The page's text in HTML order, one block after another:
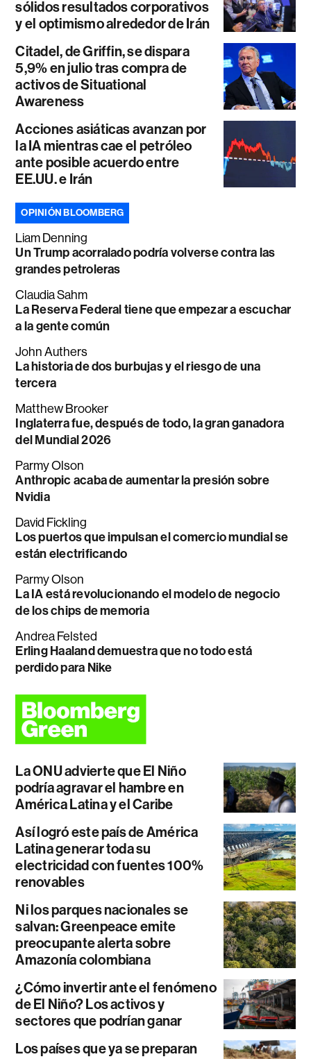
sólidos resultados corporativos
y el optimismo alrededor de Irán
Citadel, de Griffin, se dispara
5,9% en julio tras compra de
activos de Situational
Awareness
Acciones asiáticas avanzan por
la IA mientras cae el petróleo
ante posible acuerdo entre
EE.UU. e Irán
OPINIÓN BLOOMBERG
Liam Denning
Un Trump acorralado podría volverse contra las
grandes petroleras
Claudia Sahm
La Reserva Federal tiene que empezar a escuchar
a la gente común
John Authers
La historia de dos burbujas y el riesgo de una
tercera
Matthew Brooker
Inglaterra fue, después de todo, la gran ganadora
del Mundial 2026
Parmy Olson
Anthropic acaba de aumentar la presión sobre
Nvidia
David Fickling
Los puertos que impulsan el comercio mundial se
están electrificando
Parmy Olson
La IA está revolucionando el modelo de negocio
de los chips de memoria
Andrea Felsted
Erling Haaland demuestra que no todo está
perdido para Nike
La ONU advierte que El Niño
podría agravar el hambre en
América Latina y el Caribe
Así logró este país de América
Latina generar toda su
electricidad con fuentes 100%
renovables
Ni los parques nacionales se
salvan: Greenpeace emite
preocupante alerta sobre
Amazonía colombiana
¿Cómo invertir ante el fenómeno
de El Niño? Los activos y
sectores que podrían ganar
Los países que ya se preparan